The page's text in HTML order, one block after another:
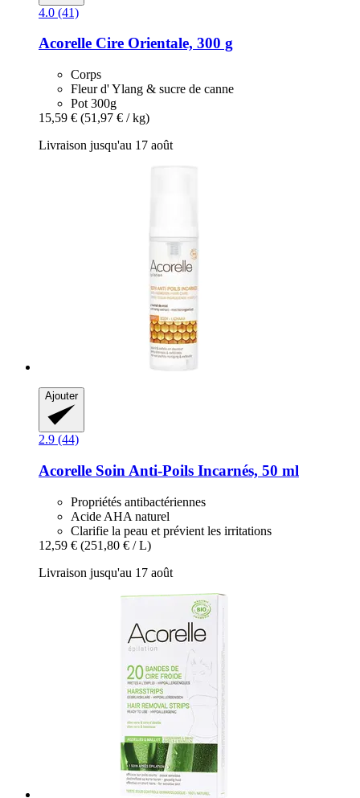
4.0 (41)
Acorelle Cire Orientale, 300 g
Corps
Fleur d' Ylang & sucre de canne
Pot 300g
15,59 € (51,97 € / kg)
Livraison jusqu'au 17 août
Ajouter
2.9 (44)
Acorelle Soin Anti-​Poils Incarnés, 50 ml
Propriétés antibactériennes
Acide AHA naturel
Clarifie la peau et prévient les irritations
12,59 € (251,80 € / L)
Livraison jusqu'au 17 août